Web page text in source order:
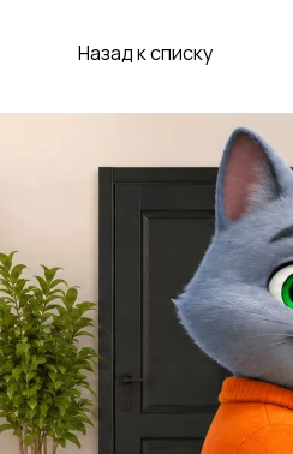
Назад к списку